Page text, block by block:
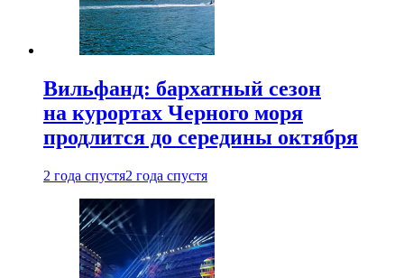
Вильфанд: бархатный сезон
на курортах Черного моря
продлится до середины октября
2 года спустя2 года спустя